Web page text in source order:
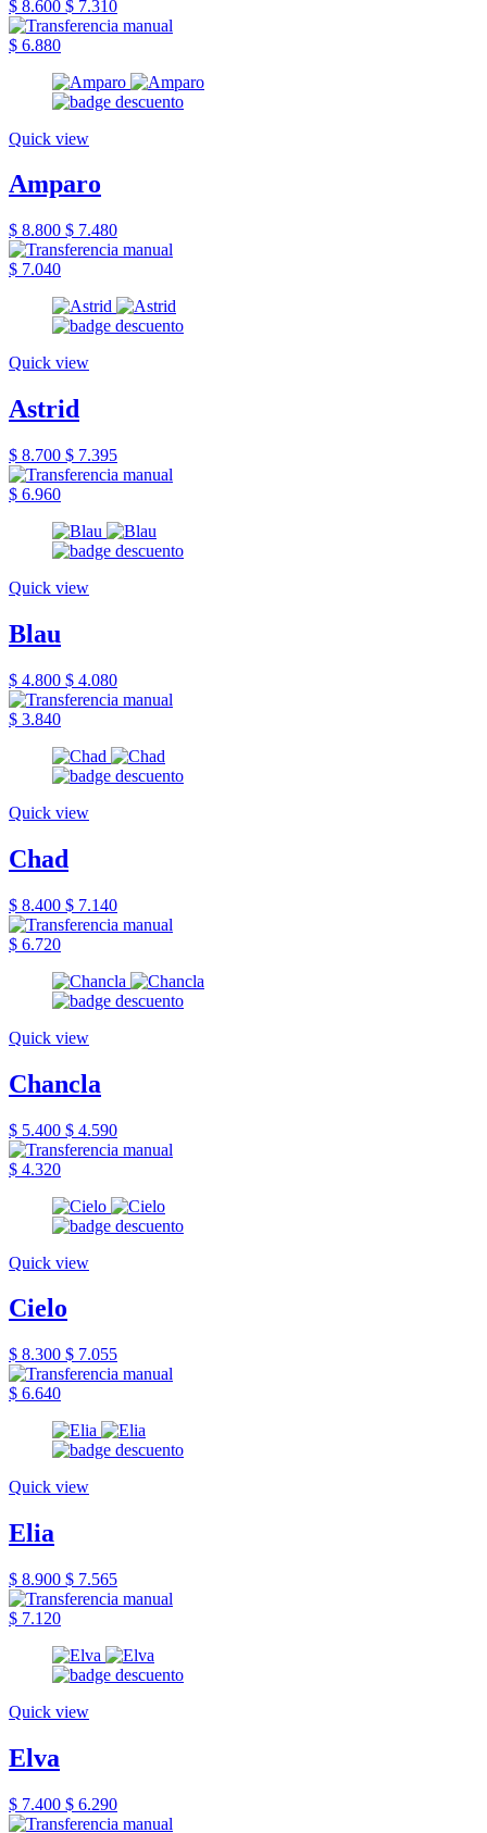
$ 8.600 $ 7.310
$ 6.880
Quick view
Amparo
$ 8.800 $ 7.480
$ 7.040
Quick view
Astrid
$ 8.700 $ 7.395
$ 6.960
Quick view
Blau
$ 4.800 $ 4.080
$ 3.840
Quick view
Chad
$ 8.400 $ 7.140
$ 6.720
Quick view
Chancla
$ 5.400 $ 4.590
$ 4.320
Quick view
Cielo
$ 8.300 $ 7.055
$ 6.640
Quick view
Elia
$ 8.900 $ 7.565
$ 7.120
Quick view
Elva
$ 7.400 $ 6.290